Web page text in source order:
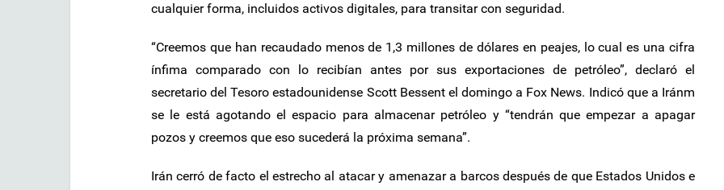
cualquier forma, incluidos activos digitales, para transitar con seguridad.
“Creemos que han recaudado menos de 1,3 millones de dólares en peajes, lo cual es una cifra
ínfima comparado con lo recibían antes por sus exportaciones de petróleo”, declaró el
secretario del Tesoro estadounidense Scott Bessent el domingo a Fox News. Indicó que a Iránm
se le está agotando el espacio para almacenar petróleo y “tendrán que empezar a apagar
pozos y creemos que eso sucederá la próxima semana”.
Irán cerró de facto el estrecho al atacar y amenazar a barcos después de que Estados Unidos e